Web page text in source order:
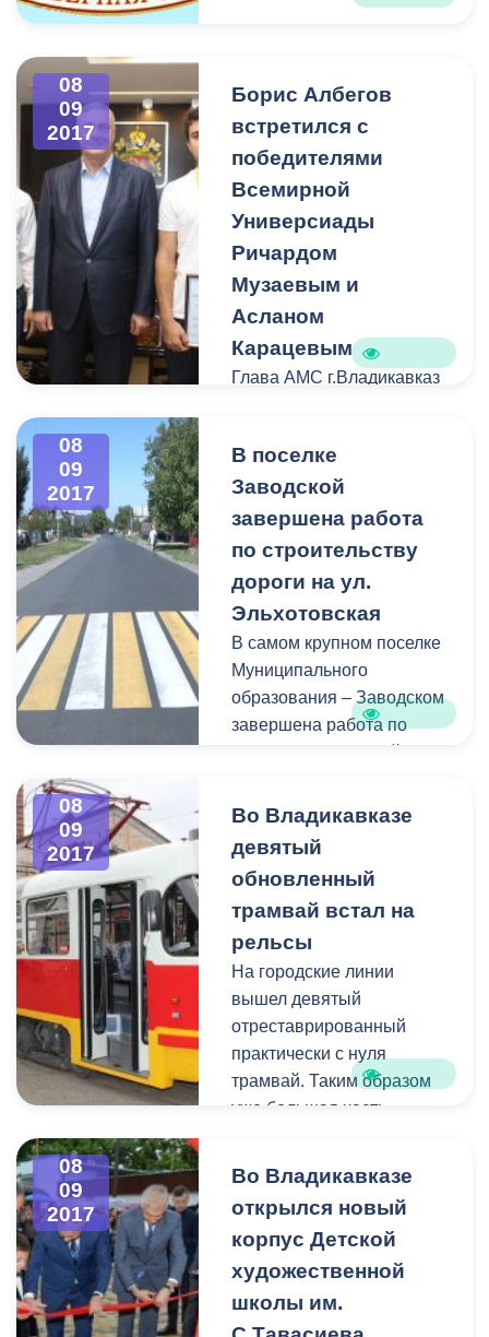
08
09
2017
Борис Албегов
встретился с
победителями
Всемирной
Универсиады
Ричардом
Музаевым и
Асланом
Карацевым
Глава АМС г.Владикавказ
Всемирной Универсиады
в Тайбэе среди
теннисистов в парном
Карацевым. Именно они
на студенческих играх
принесли золотую медаль
в копилку сборной
России.
08
09
2017
В поселке
Заводской
завершена работа
по строительству
дороги на ул.
Эльхотовская
В самом крупном поселке
Муниципального
образования – Заводском
завершена работа по
Эльхотовской.
08
09
2017
Во Владикавказе
девятый
обновленный
трамвай встал на
рельсы
На городские линии
вышел девятый
отреставрированный
практически с нуля
трамвай. Таким образом
уже большая часть
обновлена.
08
09
2017
Во Владикавказе
открылся новый
корпус Детской
художественной
школы им.